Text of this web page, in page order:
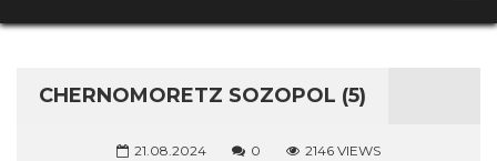
CHERNOMORETZ SOZOPOL (5)
21.08.2024 0 2146 VIEWS